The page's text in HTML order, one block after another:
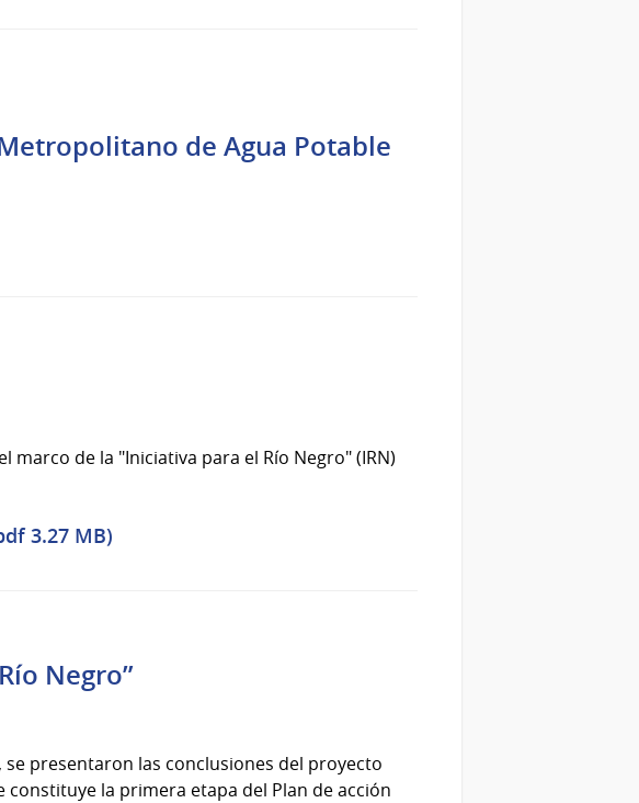
de Agua Potable
de la "Iniciativa para el Río Negro" (IRN)
3.27 MB)
Negro”
se presentaron las conclusiones del proyecto
constituye la primera etapa del Plan de acción